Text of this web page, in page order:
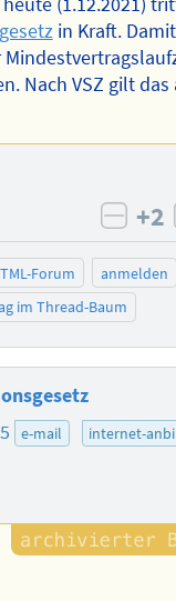
in Kraft. Damit
Nach VSZ gilt das
+2
Forum
anmelden
im Thread-Baum
e-mail
internet-